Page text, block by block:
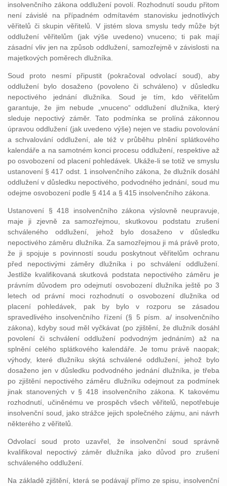
insolvenčního zákona oddlužení povolí. Rozhodnutí soudu přitom
není závislé na případném odmítavém stanovisku jednotlivých
věřitelů či skupin věřitelů. V jistém slova smyslu tedy může být
oddlužení věřitelům (jak výše uvedeno) vnuceno; ti pak mají
zásadní vliv jen na způsob oddlužení, samozřejmě v závislosti na
majetkových poměrech dlužníka.
Soud proto nesmí připustit (pokračoval odvolací soud), aby
oddlužení bylo dosaženo (povoleno či schváleno) v důsledku
nepoctivého jednání dlužníka. Soud je tím, kdo věřitelům
garantuje, že jim nebude „vnuceno“ oddlužení dlužníka, který
sleduje nepoctivý záměr. Tato podmínka se prolíná zákonnou
úpravou oddlužení (jak uvedeno výše) nejen ve stadiu povolování
a schvalování oddlužení, ale též v průběhu plnění splátkového
kalendáře a na samotném konci procesu oddlužení, respektive až
po osvobození od placení pohledávek. Ukáže-li se totiž ve smyslu
ustanovení § 417 odst. 1 insolvenčního zákona, že dlužník dosáhl
oddlužení v důsledku nepoctivého, podvodného jednání, soud mu
odejme osvobození podle § 414 a § 415 insolvenčního zákona.
Ustanovení § 418 insolvenčního zákona výslovně neupravuje,
maje ji zjevně za samozřejmou, skutkovou podstatu zrušení
schváleného oddlužení, jehož bylo dosaženo v důsledku
nepoctivého záměru dlužníka. Za samozřejmou ji má právě proto,
že ji spojuje s povinností soudu poskytnout věřitelům ochranu
před nepoctivými záměry dlužníka i po schválení oddlužení.
Jestliže kvalifikovaná skutková podstata nepoctivého záměru je
právním důvodem pro odejmutí osvobození dlužníka ještě po 3
letech od právní moci rozhodnutí o osvobození dlužníka od
placení pohledávek, pak by bylo v rozporu se zásadou
spravedlivého insolvenčního řízení (§ 5 písm. a/ insolvenčního
zákona), kdyby soud měl vyčkávat (po zjištění, že dlužník dosáhl
povolení či schválení oddlužení podvodným jednáním) až na
splnění celého splátkového kalendáře. Je tomu právě naopak;
výhody, které dlužníku skýtá schválené oddlužení, jehož bylo
dosaženo jen v důsledku podvodného jednání dlužníka, je třeba
po zjištění nepoctivého záměru dlužníku odejmout za podmínek
jinak stanovených v § 418 insolvenčního zákona. K takovému
rozhodnutí, učiněnému ve prospěch všech věřitelů, nepotřebuje
insolvenční soud, jako strážce jejich společného zájmu, ani návrh
některého z věřitelů.
Odvolací soud proto uzavřel, že insolvenční soud správně
kvalifikoval nepoctivý záměr dlužníka jako důvod pro zrušení
schváleného oddlužení.
Na základě zjištění, která se podávají přímo ze spisu, insolvenční